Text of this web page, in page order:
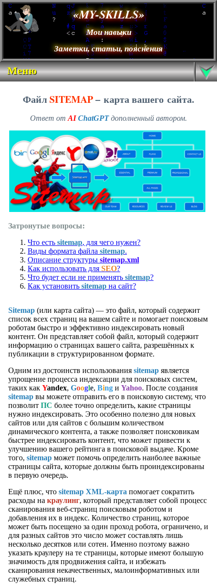
«MY-SKILLS»
Мои навыки
Заметки, статьи, пояснения
Меню
ФайлSITEMAP– карта вашего сайта.
Ответ от AI ChatGPTдополненный автором.
Затронутые вопросы:
Что есть sitemap, для чего нужен?
Виды формата файла sitemap.
Описание структуры sitemap.xml
Как использовать для SEO?
Что будет если не применять sitemap?
Как установить sitemap на сайт?
Sitemap (или карта сайта) — это файл, который содержит
список всех страниц на вашем сайте и помогает поисковым
роботам быстро и эффективно индексировать новый
контент. Он представляет собой файл, который содержит
информацию о страницах вашего сайта, разрешённых к
публикации в структурированном формате.
Одним из достоинств использования sitemap является
упрощение процесса индексации для поисковых систем,
таких как Yandex, Google, Bing и Yahoo. После создания
sitemap вы можете отправить его в поисковую систему, что
позволит ПС более точно определить, какие страницы
нужно индексировать. Это особенно полезно для новых
сайтов или для сайтов с большим количеством
динамического контента, а также позволяет поисковикам
быстрее индексировать контент, что может привести к
улучшению вашего рейтинга в поисковой выдаче. Кроме
того, sitemap может помочь определить наиболее важные
страницы сайта, которые должны быть проиндексированы
в первую очередь.
Ещё плюс, что sitemap XML-карта помогает сократить
расходы на краулинг, который представляет собой процесс
сканирования веб-страниц поисковым роботом и
добавления их в индекс. Количество страниц, которое
может быть посещено за один проход робота, ограничено, и
для разных сайтов это число может составлять лишь
несколько десятков или сотен. Именно поэтому важно
указать краулеру на те страницы, которые имеют большую
значимость для продвижения сайта, и избежать
сканирования некачественных, малоинформативных или
служебных страниц.